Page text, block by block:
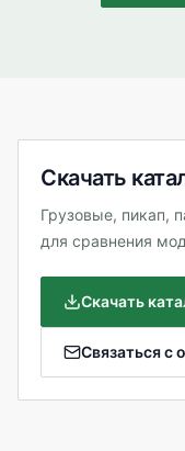
Скачать
Грузовые, пикап,
для сравнения
Скачать
Связаться с